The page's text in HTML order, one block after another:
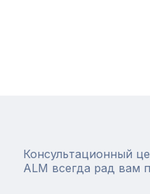
Консультационный
ALM всегда рад вам